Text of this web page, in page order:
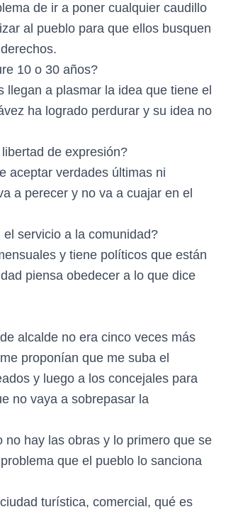
de ir a poner cualquier caudillo
al pueblo para que ellos busquen
10 o 30 años?
a plasmar la idea que tiene el
ha logrado perdurar y su idea no
de expresión?
aceptar verdades últimas ni
a perecer y no va a cuajar en el
servicio a la comunidad?
y tiene políticos que están
piensa obedecer a lo que dice
alcalde no era cinco veces más
proponían que me suba el
y luego a los concejales para
no vaya a sobrepasar la
hay las obras y lo primero que se
que el pueblo lo sanciona
turística, comercial, qué es